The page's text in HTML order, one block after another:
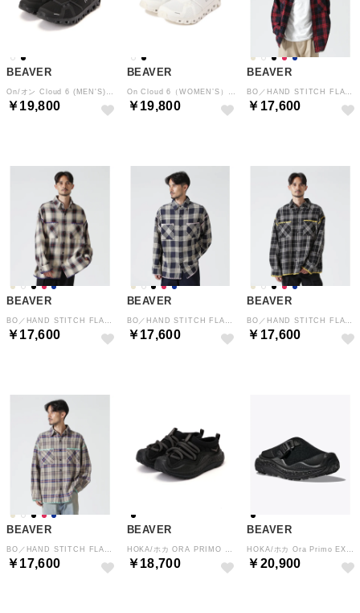
BEAVER
￥19,800
BEAVER
￥19,800
BEAVER
￥17,600
BEAVER
￥17,600
BEAVER
￥17,600
BEAVER
￥17,600
BEAVER
￥17,600
BEAVER
￥18,700
BEAVER
￥20,900